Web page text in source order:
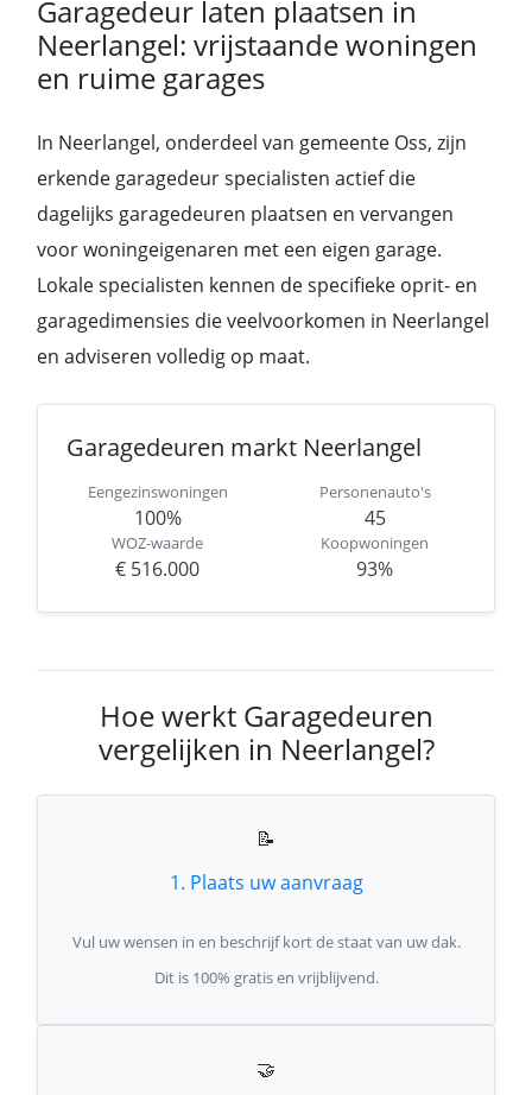
Garagedeur laten plaatsen in
Neerlangel: vrijstaande woningen
en ruime garages
In Neerlangel, onderdeel van gemeente Oss, zijn
erkende garagedeur specialisten actief die
dagelijks garagedeuren plaatsen en vervangen
voor woningeigenaren met een eigen garage.
Lokale specialisten kennen de specifieke oprit- en
garagedimensies die veelvoorkomen in Neerlangel
en adviseren volledig op maat.
Garagedeuren markt Neerlangel
Eengezinswoningen
100%
Personenauto's
45
WOZ-waarde
€ 516.000
Koopwoningen
93%
Hoe werkt Garagedeuren
vergelijken in Neerlangel?
📝
1. Plaats uw aanvraag
Vul uw wensen in en beschrijf kort de staat van uw dak.
Dit is 100% gratis en vrijblijvend.
🤝